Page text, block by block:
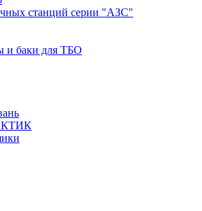
станций серии "АЗС"
и баки для ТБО